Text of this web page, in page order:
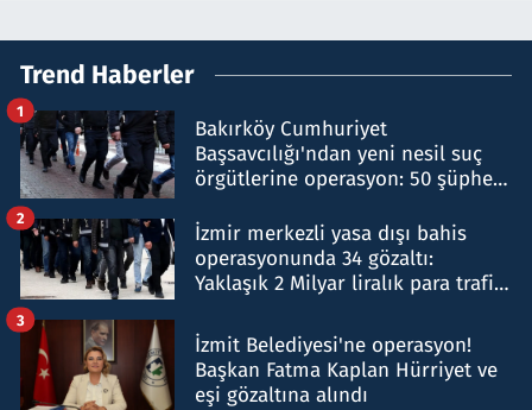
Trend Haberler
Bakırköy Cumhuriyet
Başsavcılığı'ndan yeni nesil suç
örgütlerine operasyon: 50 şüpheli
1
İzmir merkezli yasa dışı bahis
operasyonunda 34 gözaltı:
Yaklaşık 2 Milyar liralık para trafiği
2
İzmit Belediyesi'ne operasyon!
Başkan Fatma Kaplan Hürriyet ve
eşi gözaltına alındı
3